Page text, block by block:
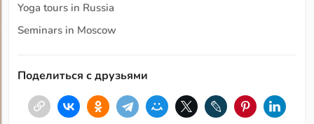
Yoga tours in Russia
Seminars in Moscow
Поделиться с друзьями